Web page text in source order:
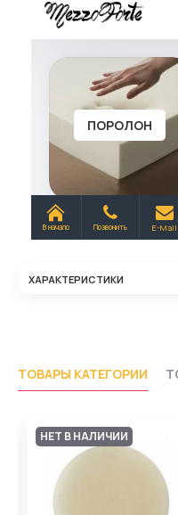
ХАРАКТЕРИСТИКИ
ТОВАРЫ КАТЕГОРИИ
НЕТ В НАЛИЧИИ